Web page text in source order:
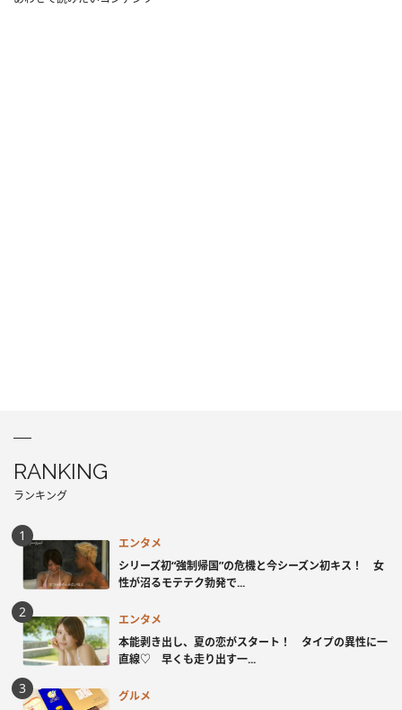
RANKING
ランキング
エンタメ
シリーズ初“強制帰国”の危機と今シーズン初キス！ 女
性が沼るモテテク勃発で...
エンタメ
本能剥き出し、夏の恋がスタート！ タイプの異性に一
直線♡ 早くも走り出す一...
グルメ